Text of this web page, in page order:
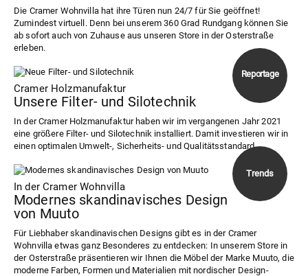
Die Cramer Wohnvilla hat ihre Türen nun 24/7 für Sie geöffnet!
Zumindest virtuell. Denn bei unserem 360 Grad Rundgang können Sie
ab sofort auch von Zuhause aus unseren Store in der Osterstraße
erleben.
Cramer Holzmanufaktur
Unsere Filter- und Silotechnik
In der Cramer Holzmanufaktur haben wir im vergangenen Jahr 2021
eine größere Filter- und Silotechnik installiert. Damit investieren wir in
einen optimalen Umwelt-, Sicherheits- und Qualitätsstandard.
In der Cramer Wohnvilla
Modernes skandinavisches Design
von Muuto
Für Liebhaber skandinavischen Designs gibt es in der Cramer
Wohnvilla etwas ganz Besonderes zu entdecken: In unserem Store in
der Osterstraße präsentieren wir Ihnen die Möbel der Marke Muuto, die
moderne Farben, Formen und Materialien mit nordischer Design-